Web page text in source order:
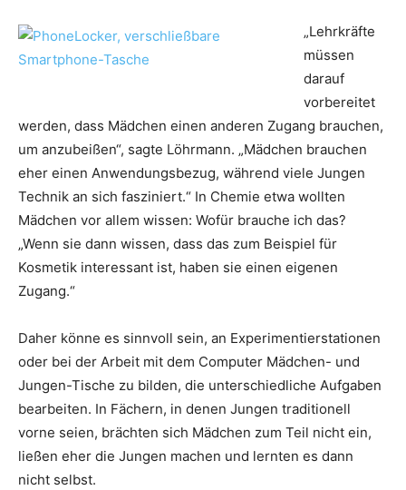
„Lehrkräfte
müssen
darauf
vorbereitet
werden, dass Mädchen einen anderen Zugang brauchen,
um anzubeißen“, sagte Löhrmann. „Mädchen brauchen
eher einen Anwendungsbezug, während viele Jungen
Technik an sich fasziniert.“ In Chemie etwa wollten
Mädchen vor allem wissen: Wofür brauche ich das?
„Wenn sie dann wissen, dass das zum Beispiel für
Kosmetik interessant ist, haben sie einen eigenen
Zugang.“
Daher könne es sinnvoll sein, an Experimentierstationen
oder bei der Arbeit mit dem Computer Mädchen- und
Jungen-Tische zu bilden, die unterschiedliche Aufgaben
bearbeiten. In Fächern, in denen Jungen traditionell
vorne seien, brächten sich Mädchen zum Teil nicht ein,
ließen eher die Jungen machen und lernten es dann
nicht selbst.